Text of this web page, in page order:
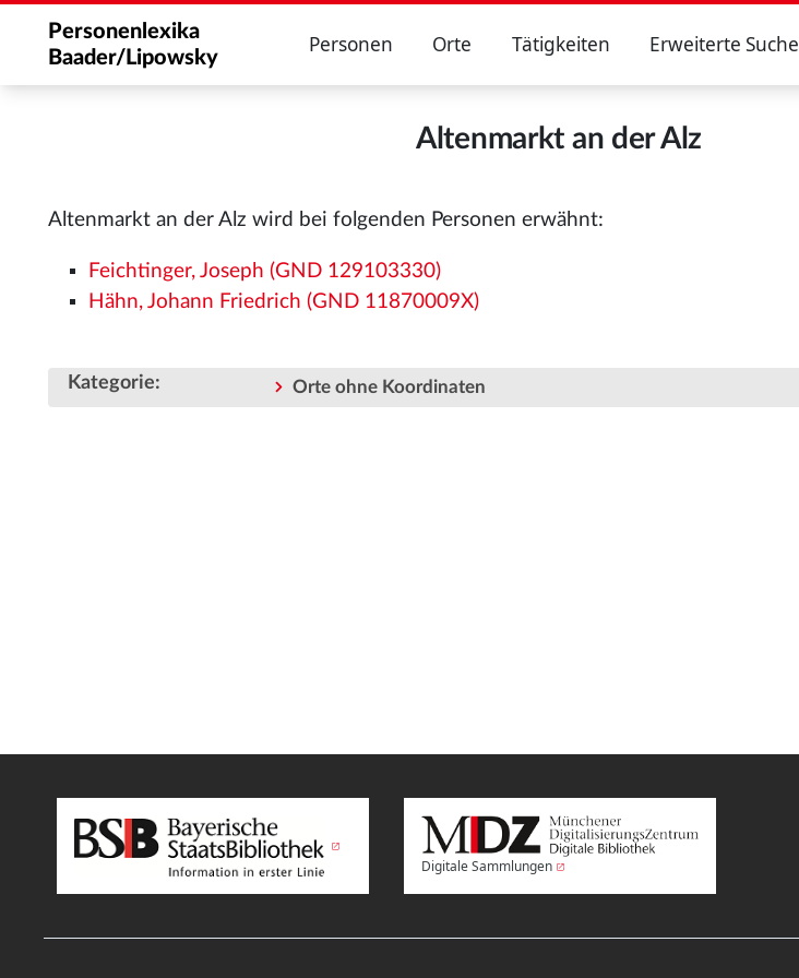
Personenlexika
Baader/Lipowsky
Personen Orte Tätigkeiten Erweiterte Suche
Altenmarkt an der Alz
Altenmarkt an der Alz wird bei folgenden Personen erwähnt:
Feichtinger, Joseph (GND 129103330)
Hähn, Johann Friedrich (GND 11870009X)
Kategorie: Orte ohne Koordinaten
Digitale Sammlungen